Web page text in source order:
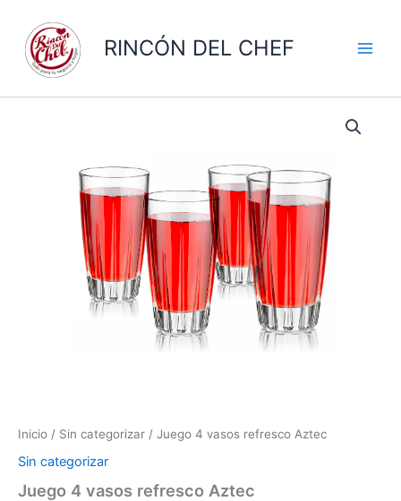
contenido
RINCÓN DEL CHEF
Inicio / Sin categorizar / Juego 4 vasos refresco Aztec
Sin categorizar
Juego 4 vasos refresco Aztec